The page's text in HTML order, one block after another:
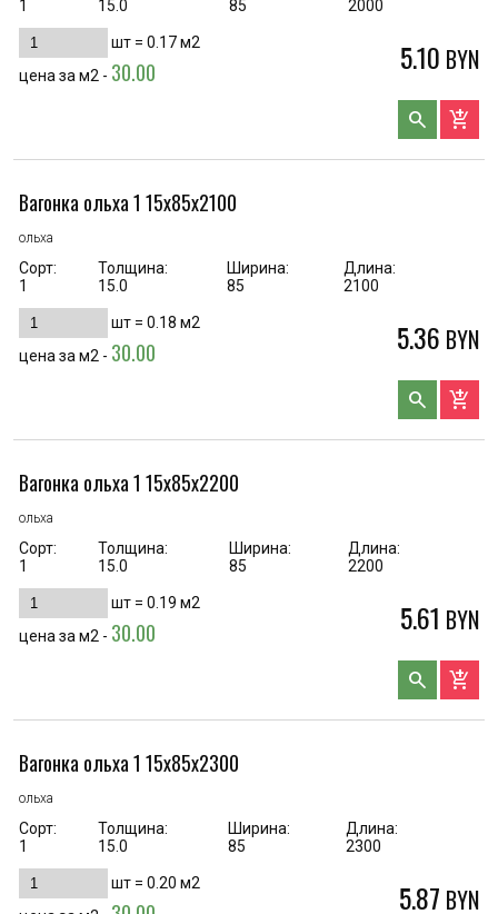
1 15.0 85 2000
шт = 0.17м2
цена за м2 - 30.00 5.10 BYN
search add_shopping_cart
Вагонка ольха 1 15х85х2100
ольха
Сорт:
1
Толщина:
15.0
Ширина:
85
Длина:
2100
шт = 0.18 м2
цена за м2 - 30.00 5.36 BYN
search add_shopping_cart
Вагонка ольха 1 15х85х2200
ольха
Сорт:
1
Толщина:
15.0
Ширина:
85
Длина:
2200
шт = 0.19 м2
цена за м2 - 30.00 5.61 BYN
search add_shopping_cart
Вагонка ольха 1 15х85х2300
ольха
Сорт:
1
Толщина:
15.0
Ширина:
85
Длина:
2300
шт = 0.20 м2
5.87 BYN